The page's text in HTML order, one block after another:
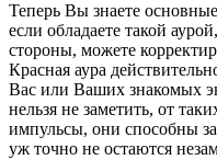
Теперь Вы знаете
если обладаете такой
стороны, можете
Красная аура
Вас или Ваших знакомых
нельзя не заметить, от
импульсы, они способны
уж точно не остаются